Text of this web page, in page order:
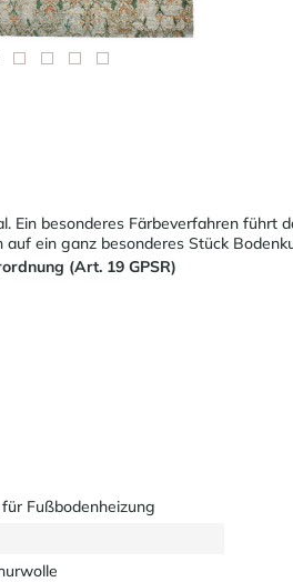
Ein besonderes Färbeverfahren führt
ein ganz besonderes Stück
(Art. 19 GPSR)
Fußbodenheizung